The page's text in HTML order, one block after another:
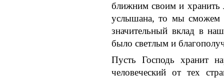
ближним своим и хранить
услышана, то мы сможем
значительный вклад в
было светлым и
Пусть Господь хранит
человеческий от тех